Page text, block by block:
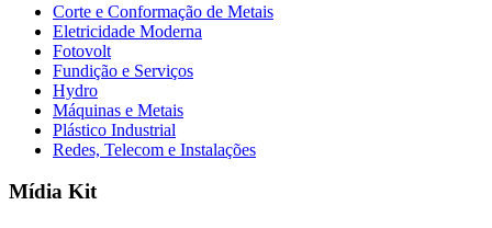
Corte e Conformação de Metais
Eletricidade Moderna
Fotovolt
Fundição e Serviços
Hydro
Máquinas e Metais
Plástico Industrial
Redes, Telecom e Instalações
Mídia Kit